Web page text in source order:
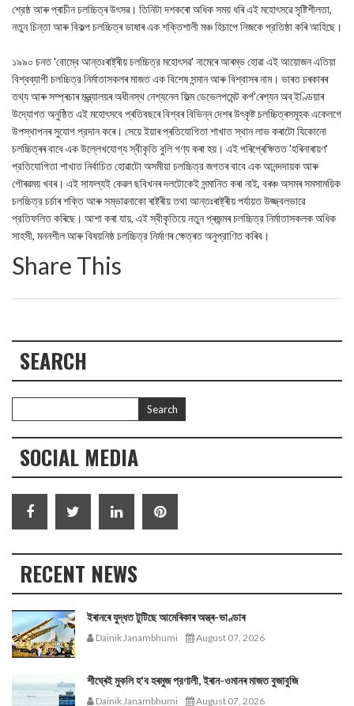
শ্রেষ্ঠ আৰু প্ৰাচীন চলচ্চিত্ৰ উৎসৱ। তিনিটা দশকৰো অধিক সময় ধৰি এই মহোৎসৱে সৃষ্টিশীলতা,
নতুন চিন্তা আৰু বিকল্প চলচ্চিত্ৰ ভাষাৰ এক শক্তিশালী মঞ্চ হিচাপে নিজকে প্রতিষ্ঠা কৰি আহিছে।
১৯৯০ চনত 'বোম্বে আন্তঃৰাষ্ট্ৰীয় চলচ্চিত্র মহোৎসৱ' নামেৰে আৰম্ভ হোৱা এই আয়োজন এতিয়া
বিশ্বব্যাপী চলচ্চিত্র নিৰ্মাতাসকলৰ মাজত এক বিশেষ সন্মান আৰু বিশ্বাসৰ নাম। ভাৰত চৰকাৰৰ
তথ্য আৰু সম্প্ৰচাৰ মন্ত্ৰ্যালয়ৰ অধীনস্থ নেশ্যনেল ফিল্ম ডেভেলপমেন্ট কৰ্প'ৰেশ্যন অব্ ইণ্ডিয়াৰ
উদ্যোগত অনুষ্ঠিত এই মহোৎসবে প্ৰতিবছৰে বিশ্বৰ বিভিন্ন দেশৰ উৎকৃষ্ট চলচ্চিত্ৰসমূহক একেলগে
উপস্থাপনৰ সুযোগ প্রদান কৰে। সেয়ে ইয়াৰ প্ৰতিযোগিতা শাখাত স্থান লাভ কৰাটো যিকোনো
চলচ্চিত্ৰৰ বাবে এক উল্লেখযোগ্য স্বীকৃতি বুলি গণ্য কৰা হয়। এই পৰিপ্ৰেক্ষিতত 'হৰিনাৰায়ণ'
প্রতিযোগিতা শাখাত নির্বাচিত হোৱাটো অসমীয়া চলচ্চিত্র জগতৰ বাবে এক আনন্দদায়ক আৰু
গৌৰৱময় খবৰ। এই সাফল্যই কেৱল ছবিখনৰ দলটোকেই সন্মানিত কৰা নাই, বৰঞ্চ অসমৰ সমসাময়িক
চলচ্চিত্র চৰ্চাৰ শক্তি আৰু সম্ভাৱনাকো ৰাষ্ট্ৰীয় তথা আন্তঃৰাষ্ট্ৰীয় পর্যায়ত উজ্জ্বলভাৱে
প্রতিফলিত কৰিছে। আশা কৰা যায়, এই স্বীকৃতিয়ে নতুন প্ৰজন্মৰ চলচ্চিত্র নির্মাতাসকলক অধিক
সাহসী, মননশীল আৰু বিষয়নিষ্ঠ চলচ্চিত্র নির্মাণৰ ক্ষেত্ৰত অনুপ্রাণিত কৰিব।
Share This
SEARCH
SOCIAL MEDIA
RECENT NEWS
ইৰানৰে যুদ্ধত টুটিছে আমেৰিকাৰ অস্ত্ৰ-ভাণ্ডাৰ
Dainik Janambhumi August 07, 2026
শীঘ্ৰেই মুকলি হ'ব হৰমুজ প্রণালী, ইৰান-ওমানৰ মাজত বুজাবুজি
Dainik Janambhumi August 07, 2026